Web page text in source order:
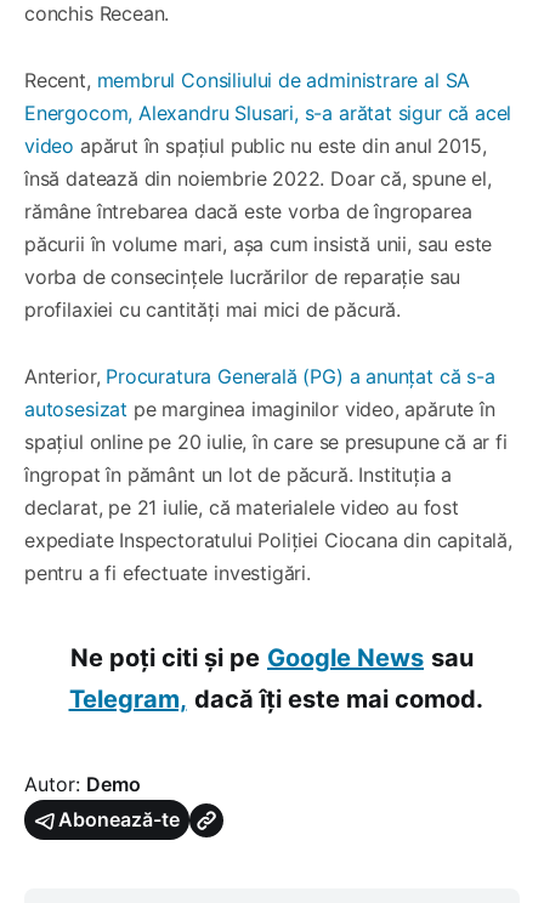
conchis Recean.
Recent, membrul Consiliului de administrare al SA
Energocom, Alexandru Slusari, s-a arătat sigur că acel
video apărut în spațiul public nu este din anul 2015,
însă datează din noiembrie 2022. Doar că, spune el,
rămâne întrebarea dacă este vorba de îngroparea
păcurii în volume mari, așa cum insistă unii, sau este
vorba de consecințele lucrărilor de reparație sau
profilaxiei cu cantități mai mici de păcură.
Anterior, Procuratura Generală (PG) a anunțat că s-a
autosesizat pe marginea imaginilor video, apărute în
spațiul online pe 20 iulie, în care se presupune că ar fi
îngropat în pământ un lot de păcură. Instituția a
declarat, pe 21 iulie, că materialele video au fost
expediate Inspectoratului Poliției Ciocana din capitală,
pentru a fi efectuate investigări.
Ne poți citi și pe Google News sau
Telegram, dacă îți este mai comod.
Autor: Demo
Abonează-te